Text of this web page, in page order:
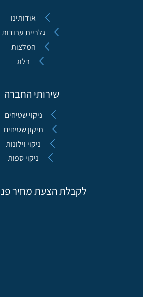
אודותינו
גלריית עבודות
המלצות
בלוג
שירותי החברה
ניקוי שטיחים
תיקון שטיחים
ניקוי וילונות
ניקוי ספות
לקבלת הצעת מחיר פנו